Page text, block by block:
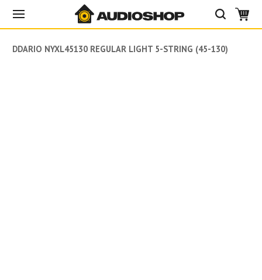
DADDARIO NYXL45130 REGULAR LIGHT 5-STRING (45-130)